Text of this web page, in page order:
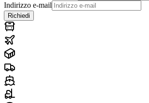
Indirizzo e-mail
Richiedi